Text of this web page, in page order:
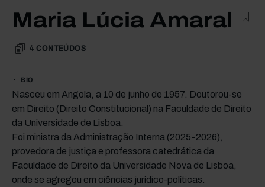
Maria Lúcia Amaral
4 CONTEÚDOS
BIO
Nasceu em Angola, a 10 de junho de 1957. Doutorou-se
em Direito (Direito Constitucional) na Faculdade de Direito
da Universidade de Lisboa.
Foi ministra da Administração Interna (2025-2026),
provedora de justiça e professora catedrática da
Faculdade de Direito da Universidade Nova de Lisboa,
onde se agregou em ciências jurídico-políticas.